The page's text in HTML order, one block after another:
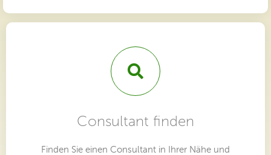
Consultant finden
Finden Sie einen Consultant in Ihrer Nähe und